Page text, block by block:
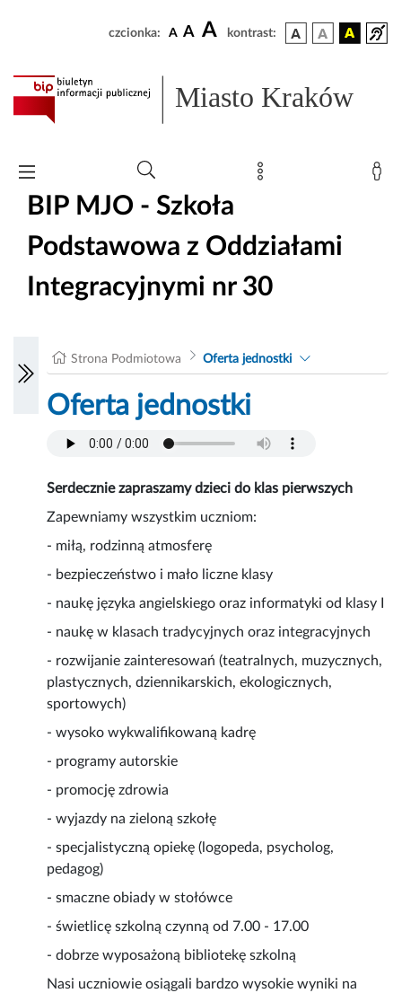
czcionka: A A A kontrast:
Miasto Kraków
BIP MJO - Szkoła
Podstawowa z Oddziałami
Integracyjnymi nr 30
Strona Podmiotowa Oferta jednostki
Oferta jednostki
Serdecznie zapraszamy dzieci do klas pierwszych
Zapewniamy wszystkim uczniom:
- miłą, rodzinną atmosferę
- bezpieczeństwo i mało liczne klasy
- naukę języka angielskiego oraz informatyki od klasy I
- naukę w klasach tradycyjnych oraz integracyjnych
- rozwijanie zainteresowań (teatralnych, muzycznych,
plastycznych, dziennikarskich, ekologicznych,
sportowych)
- wysoko wykwalifikowaną kadrę
- programy autorskie
- promocję zdrowia
- wyjazdy na zieloną szkołę
- specjalistyczną opiekę (logopeda, psycholog,
pedagog)
- smaczne obiady w stołówce
- świetlicę szkolną czynną od 7.00 - 17.00
- dobrze wyposażoną bibliotekę szkolną
Nasi uczniowie osiągali bardzo wysokie wyniki na